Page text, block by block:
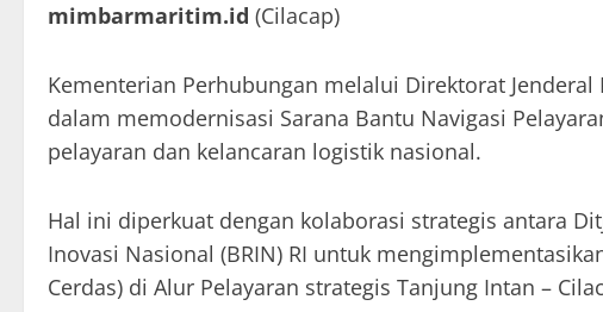
mimbarmaritim.id (Cilacap)
Kementerian Perhubungan melalui Direktorat
dalam memodernisasi Sarana Bantu Navigasi
pelayaran dan kelancaran logistik nasional.
Hal ini diperkuat dengan kolaborasi strategis antara
Inovasi Nasional (BRIN) RI untuk
Cerdas) di Alur Pelayaran strategis Tanjung Intan –